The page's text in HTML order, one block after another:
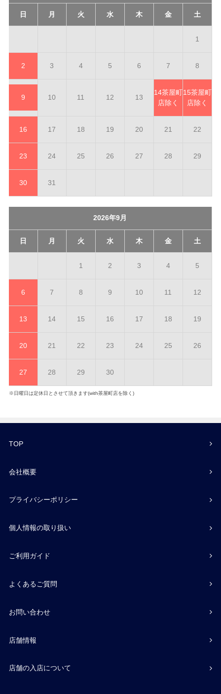
日 月 火 水 木 金 土
1
2 3 4 5 6 7 8
9 10 11 12 13
14茶屋町
店除く
15茶屋町
店除く
16 17 18 19 20 21 22
23 24 25 26 27 28 29
30 31
2026年9月
日 月 火 水 木 金 土
1 2 3 4 5
6 7 8 9 10 11 12
13 14 15 16 17 18 19
20 21 22 23 24 25 26
27 28 29 30
※日曜日は定休日とさせて頂きます(with茶屋町店を除く)
TOP
会社概要
プライバシーポリシー
個人情報の取り扱い
ご利用ガイド
よくあるご質問
お問い合わせ
店舗情報
店舗の入店について